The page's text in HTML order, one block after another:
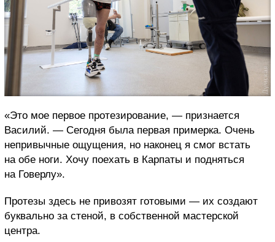
«Это мое первое протезирование, — признается
Василий. — Сегодня была первая примерка. Очень
непривычные ощущения, но наконец я смог встать
на обе ноги. Хочу поехать в Карпаты и подняться
на Говерлу».
Протезы здесь не привозят готовыми — их создают
буквально за стеной, в собственной мастерской
центра.